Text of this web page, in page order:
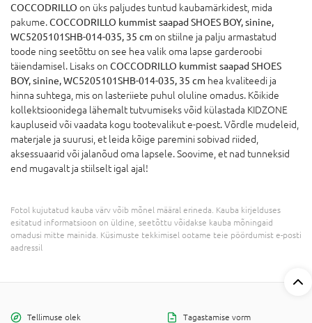
COCCODRILLO on üks paljudes tuntud kaubamärkidest, mida
pakume.COCCODRILLO kummist saapad SHOES BOY, sinine,
WC5205101SHB-014-035, 35 cm on stiilne ja palju armastatud
toode ning seetõttu on see hea valik oma lapse garderoobi
täiendamisel. Lisaks on COCCODRILLO kummist saapad SHOES
BOY, sinine, WC5205101SHB-014-035, 35 cm hea kvaliteedi ja
hinna suhtega, mis on lasteriiete puhul oluline omadus. Kõikide
kollektsioonidega lähemalt tutvumiseks võid külastada KIDZONE
kaupluseid või vaadata kogu tootevalikut e-poest. Võrdle mudeleid,
materjale ja suurusi, et leida kõige paremini sobivad riided,
aksessuaarid või jalanõud oma lapsele. Soovime, et nad tunneksid
end mugavalt ja stiilselt igal ajal!
Fotol kujutatud kauba värv võib mõnel määral erineda. Kauba kirjelduses
esitatud informatsioon on üldine, seetõttu võidakse kauba mõningaid
omadusi mitte mainida. Küsimuste tekkimisel ootame teie pöördumist e-posti
aadressil
Tellimuse olek Tagastamise vorm